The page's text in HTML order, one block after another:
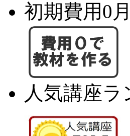
初期費用0
人気講座ラ